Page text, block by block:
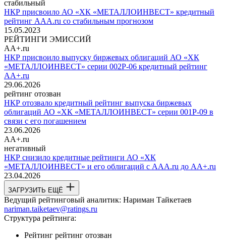
стабильный
НКР присвоило АО «ХК «МЕТАЛЛОИНВЕСТ» кредитный
рейтинг AAA.ru со стабильным прогнозом
15.05.2023
РЕЙТИНГИ ЭМИССИЙ
AA+.ru
НКР присвоило выпуску биржевых облигаций АО «ХК
«МЕТАЛЛОИНВЕСТ» серии 002Р-06 кредитный рейтинг
AA+.ru
29.06.2026
рейтинг отозван
НКР отозвало кредитный рейтинг выпуска биржевых
облигаций АО «ХК «МЕТАЛЛОИНВЕСТ» серии 001Р-09 в
связи с его погашением
23.06.2026
AA+.ru
негативный
НКР снизило кредитные рейтинги АО «ХК
«МЕТАЛЛОИНВЕСТ» и его облигаций с AAA.ru до AA+.ru
23.04.2026
ЗАГРУЗИТЬ ЕЩЁ
Ведущий рейтинговый аналитик: Нариман Тайкетаев
nariman.taiketaev@ratings.ru
Структура рейтинга:
Рейтинг рейтинг отозван